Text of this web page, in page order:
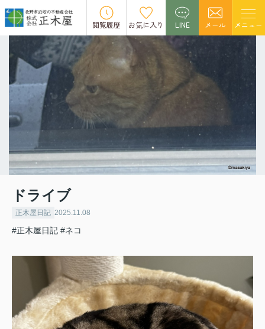
閲覧履歴 お気に入り LINE メール メニュー
ドライブ
正木屋日記 2025.11.08
#正木屋日記 #ネコ